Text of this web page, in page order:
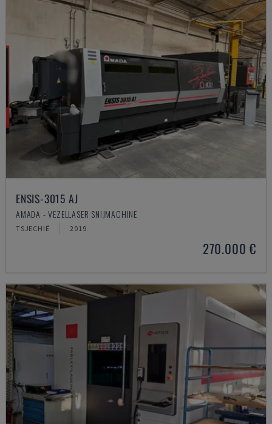
ENSIS-3015 AJ
AMADA - VEZELLASER SNIJMACHINE
TSJECHIË 2019
270.000 €